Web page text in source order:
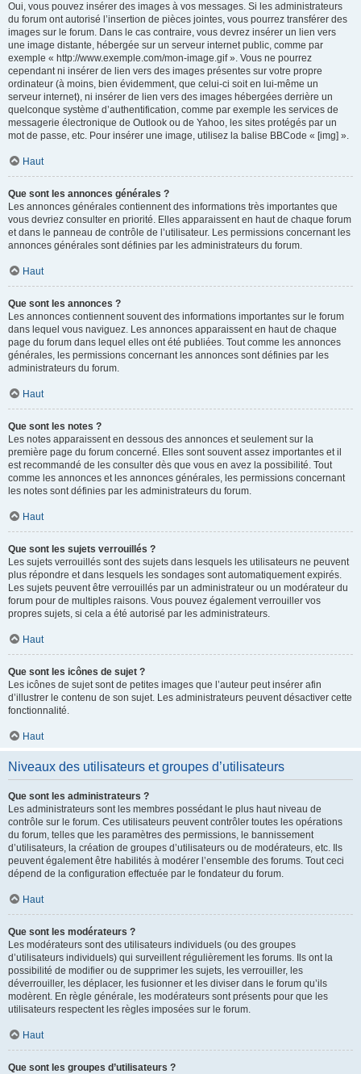
Oui, vous pouvez insérer des images à vos messages. Si les administrateurs
du forum ont autorisé l’insertion de pièces jointes, vous pourrez transférer des
images sur le forum. Dans le cas contraire, vous devrez insérer un lien vers
une image distante, hébergée sur un serveur internet public, comme par
exemple « http://www.exemple.com/mon-image.gif ». Vous ne pourrez
cependant ni insérer de lien vers des images présentes sur votre propre
ordinateur (à moins, bien évidemment, que celui-ci soit en lui-même un
serveur internet), ni insérer de lien vers des images hébergées derrière un
quelconque système d’authentification, comme par exemple les services de
messagerie électronique de Outlook ou de Yahoo, les sites protégés par un
mot de passe, etc. Pour insérer une image, utilisez la balise BBCode « [img] ».
Haut
Que sont les annonces générales ?
Les annonces générales contiennent des informations très importantes que
vous devriez consulter en priorité. Elles apparaissent en haut de chaque forum
et dans le panneau de contrôle de l’utilisateur. Les permissions concernant les
annonces générales sont définies par les administrateurs du forum.
Haut
Que sont les annonces ?
Les annonces contiennent souvent des informations importantes sur le forum
dans lequel vous naviguez. Les annonces apparaissent en haut de chaque
page du forum dans lequel elles ont été publiées. Tout comme les annonces
générales, les permissions concernant les annonces sont définies par les
administrateurs du forum.
Haut
Que sont les notes ?
Les notes apparaissent en dessous des annonces et seulement sur la
première page du forum concerné. Elles sont souvent assez importantes et il
est recommandé de les consulter dès que vous en avez la possibilité. Tout
comme les annonces et les annonces générales, les permissions concernant
les notes sont définies par les administrateurs du forum.
Haut
Que sont les sujets verrouillés ?
Les sujets verrouillés sont des sujets dans lesquels les utilisateurs ne peuvent
plus répondre et dans lesquels les sondages sont automatiquement expirés.
Les sujets peuvent être verrouillés par un administrateur ou un modérateur du
forum pour de multiples raisons. Vous pouvez également verrouiller vos
propres sujets, si cela a été autorisé par les administrateurs.
Haut
Que sont les icônes de sujet ?
Les icônes de sujet sont de petites images que l’auteur peut insérer afin
d’illustrer le contenu de son sujet. Les administrateurs peuvent désactiver cette
fonctionnalité.
Haut
Niveaux des utilisateurs et groupes d’utilisateurs
Que sont les administrateurs ?
Les administrateurs sont les membres possédant le plus haut niveau de
contrôle sur le forum. Ces utilisateurs peuvent contrôler toutes les opérations
du forum, telles que les paramètres des permissions, le bannissement
d’utilisateurs, la création de groupes d’utilisateurs ou de modérateurs, etc. Ils
peuvent également être habilités à modérer l’ensemble des forums. Tout ceci
dépend de la configuration effectuée par le fondateur du forum.
Haut
Que sont les modérateurs ?
Les modérateurs sont des utilisateurs individuels (ou des groupes
d’utilisateurs individuels) qui surveillent régulièrement les forums. Ils ont la
possibilité de modifier ou de supprimer les sujets, les verrouiller, les
déverrouiller, les déplacer, les fusionner et les diviser dans le forum qu’ils
modèrent. En règle générale, les modérateurs sont présents pour que les
utilisateurs respectent les règles imposées sur le forum.
Haut
Que sont les groupes d’utilisateurs ?